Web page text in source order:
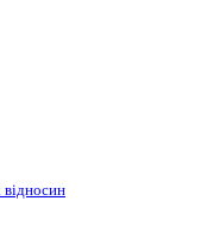
відносин